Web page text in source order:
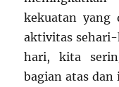
kekuatan yang
aktivitas
hari, kita
bagian atas